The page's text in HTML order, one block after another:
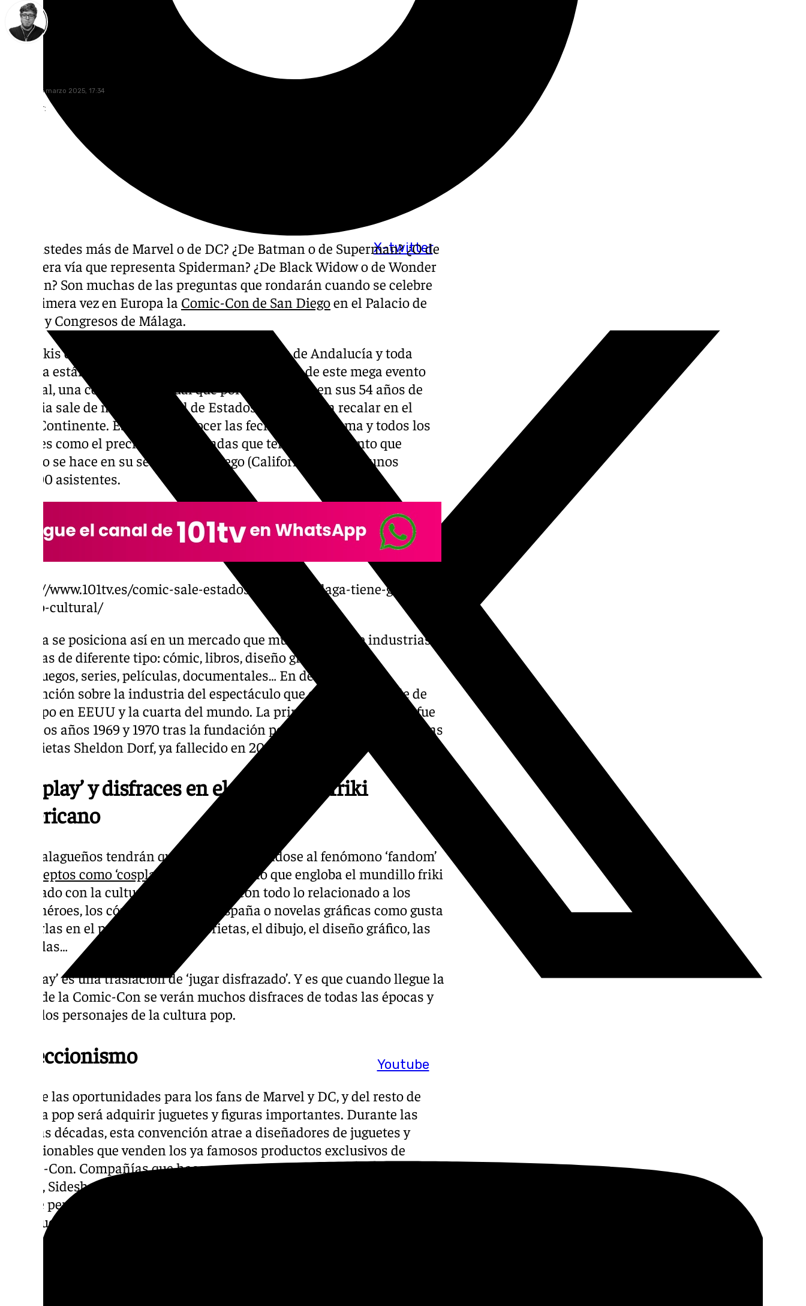
X-twitter
Youtube
miércoles, 5 marzo 2025, 17:34
Compartir:
¿Son ustedes más de Marvel o de DC? ¿De Batman o de Superman? ¿O de
la tercera vía que representa Spiderman? ¿De Black Widow o de Wonder
Woman? Son muchas de las preguntas que rondarán cuando se celebre
por primera vez en Europa la Comic-Con de San Diegoen el Palacio de
Ferias y Congresos de Málaga.
Los frikis de la Costa del Sol y por extensión los de Andalucía y toda
España están de enhorabuena con el desembarco de este mega evento
cultural, una convención anual que por primera vez en sus 54 años de
historia sale de manera oficial de Estados Unidos para recalar en el
Viejo Continente. Están por conocer las fechas, el programa y todos los
detalles como el precio de las entradas que tendrá este evento que
cuando se hace en su sede de San Diego (California) recibe a unos
170.000 asistentes.
https://www.101tv.es/comic-sale-estados-unidos-malaga-tiene-gran-
evento-cultural/
Málaga se posiciona así en un mercado que mueve diferente industrias,
culturas de diferente tipo: cómic, libros, diseño gráfico, dibujo,
videojuegos, series, películas, documentales… En definitiva una
convención sobre la industria del espectáculo que es la más grande de
este tipo en EEUU y la cuarta del mundo. La primera vez que se hizo fue
entre los años 1969 y 1970 tras la fundación por parte del aficionado a las
historietas Sheldon Dorf, ya fallecido en 2009
‘Cosplay’ y disfraces en el gran salón friki
americano
Los malagueños tendrán que ir acostumbrándose al fenómono ‘fandom’
conceptos como ‘cosplay’, ‘geek’
y a todo lo que engloba el mundillo friki
mezclado con la cultura pop mezclado con todo lo relacionado a los
superhéroes, los cómics (tebeos en España o novelas gráficas como gusta
llamarlas en el presente), las historietas, el dibujo, el diseño gráfico, las
películas…
‘Cosplay’ es una traslación de ‘jugar disfrazado’. Y es que cuando llegue la
fecha de la Comic-Con se verán muchos disfraces de todas las épocas y
todos los personajes de la cultura pop.
Coleccionismo
Una de las oportunidades para los fans de Marvel y DC, y del resto de
cultura pop será adquirir juguetes y figuras importantes. Durante las
últimas décadas, esta convención atrae a diseñadores de juguetes y
coleccionables que venden los ya famosos productos exclusivos de
Comic-Con. Compañías que hacen su agosto como Hasbro, Mattel,
Funko, Sideshow Collectibles y NECA.14​ La mayoría de estos exclusivos
son de personajes de películas, cómics, películas de animación y
videojuegos.